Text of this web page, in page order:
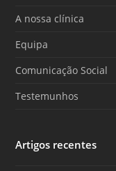
o
k
e r
a
A nossa clínica
Equipa
Comunicação Social
Testemunhos
Artigos recentes